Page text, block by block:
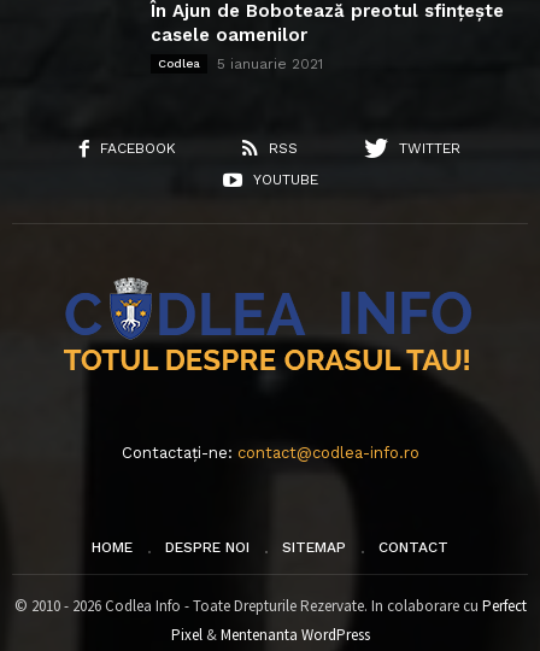
În Ajun de Bobotează preotul sfințește
casele oamenilor
Codlea 5 ianuarie 2021
FACEBOOK RSS
TWITTER
YOUTUBE
Contactați-ne: contact@codlea-info.ro
HOME DESPRE NOI SITEMAP CONTACT
© 2010 - 2026 Codlea Info - Toate Drepturile Rezervate. In colaborare cu Perfect
Pixel&Mentenanta WordPress